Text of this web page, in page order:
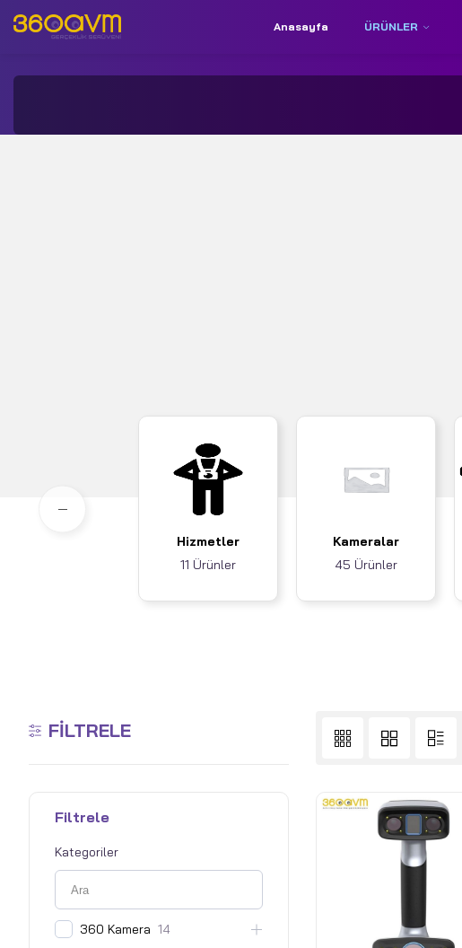
İletişim: +90 850 532 9312
Anasayfa ÜRÜNLER
Hizmetler
11 Ürünler
Kameralar
45 Ürünler
FILTRELE
Filtrele
Kategoriler
360 Kamera 14